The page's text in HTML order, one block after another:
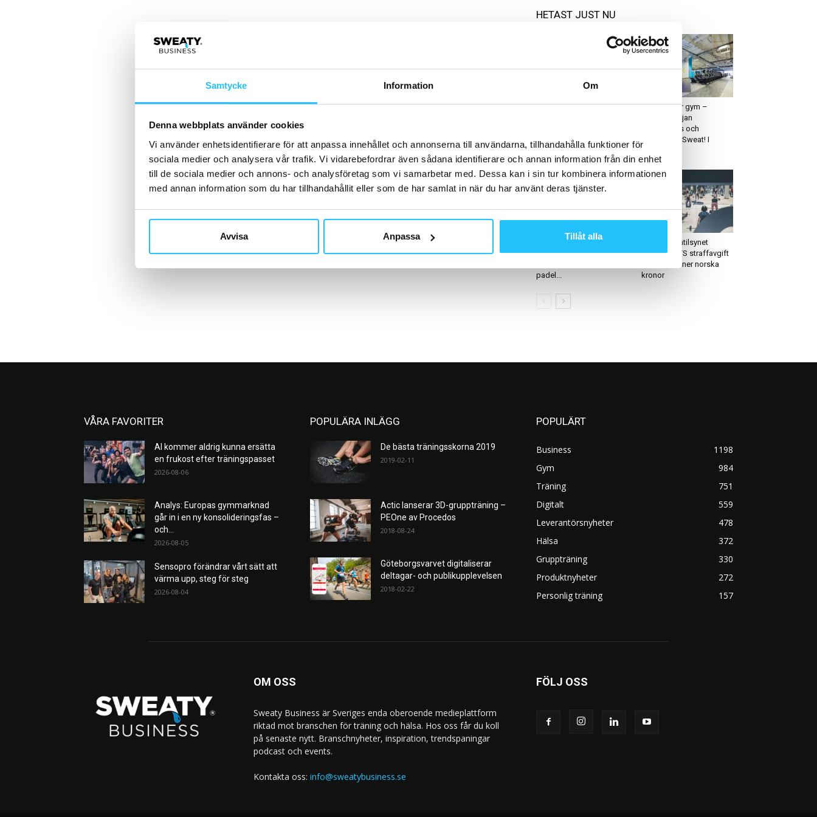
Samtycke Information Om
Denna webbplats använder cookies
Vi använder enhetsidentifierare för att anpassa innehållet och annonserna till användarna, tillhandahålla funktioner för
sociala medier och analysera vår trafik. Vi vidarebefordrar även sådana identifierare och annan information från din enhet
till de sociala medier och annons- och analysföretag som vi samarbetar med. Dessa kan i sin tur kombinera informationen
med annan information som du har tillhandahållit eller som de har samlat in när du har använt deras tjänster.
Avvisa Anpassa Tillåt alla
HETAST JUST NU
Sweaty Testar: LES MILLS
Retail möter gym –
varuhuskedjan
Debenhams och
gymkedjan Sweat! I
unikt...
Ascaro klar som
samarbetspartner för att
padel...
Norge: Datatilsynet
tilldelar SATS straffavgift
om 10 miljoner norska
kronor
VÅRA FAVORITER
AI kommer aldrig kunna ersätta
en frukost efter träningspasset
2026-08-06
Analys: Europas gymmarknad
går in i en ny konsolideringsfas –
och...
2026-08-05
Sensopro förändrar vårt sätt att
värma upp, steg för steg
2026-08-04
POPULÄRA INLÄGG
De bästa träningsskorna 2019
2019-02-11
Actic lanserar 3D-gruppträning –
PEOne av Procedos
2018-08-24
Göteborgsvarvet digitaliserar
deltagar- och publikupplevelsen
2018-02-22
POPULÄRT
Business
1198
Gym
984
Träning
751
Digitalt
559
Leverantörsnyheter
478
Hälsa
372
Gruppträning
330
Produktnyheter
272
Personlig träning
157
OM OSS
Sweaty Business är Sveriges enda oberoende medieplattform
riktad mot branschen för träning och hälsa. Hos oss får du koll
på senaste nytt. Branschnyheter, inspiration, trendspaningar
podcast och events.
Kontakta oss: info@sweatybusiness.se
FÖLJ OSS